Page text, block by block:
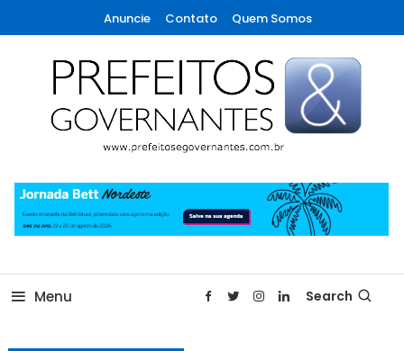
To
Content
Anuncie Contato Quem Somos
Prefeitos & Governantes
Menu Search